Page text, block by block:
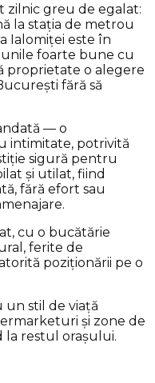
greu de egalat:
la stația de metrou
Ialomiței este în
foarte bune cu
proprietate o alegere
fără să
— o
intimitate, potrivită
sigură pentru
și utilat, fiind
fără efort sau
cu o bucătărie
ferite de
poziționării pe o
stil de viață
și zone de
la restul orașului.